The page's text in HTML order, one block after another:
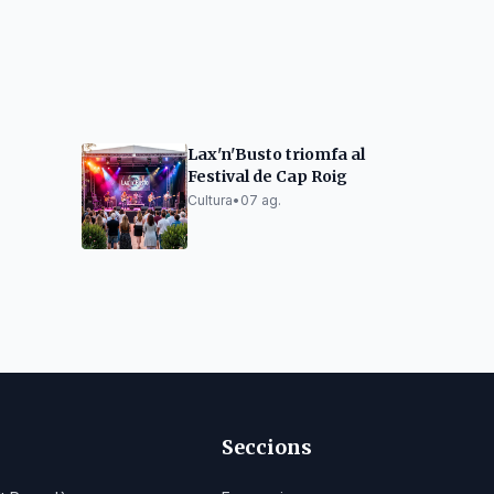
Lax'n'Busto triomfa al
Festival de Cap Roig
Cultura• 07 ag.
Seccions